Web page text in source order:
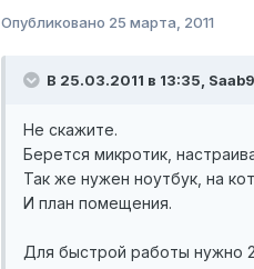
Опубликовано 25 марта, 2011
В 25.03.2011 в 13:35,
Не скажите.
Берется микротик,
Так же нужен ноутбук, на
И план помещения.
Для быстрой работы нужно